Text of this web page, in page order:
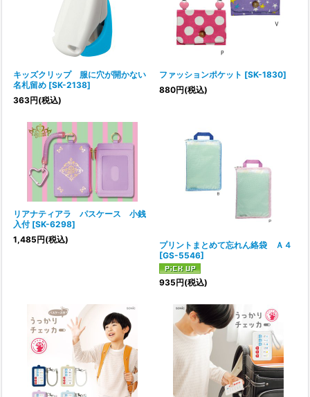
キッズクリップ 服に穴が開かない
名札留め [SK-2138]
363円(税込)
ファッションポケット [SK-1830]
880円(税込)
リアナティアラ パスケース 小銭
入付 [SK-6298]
1,485円(税込)
プリントまとめて忘れん絡袋 Ａ４
[GS-5546]
935円(税込)